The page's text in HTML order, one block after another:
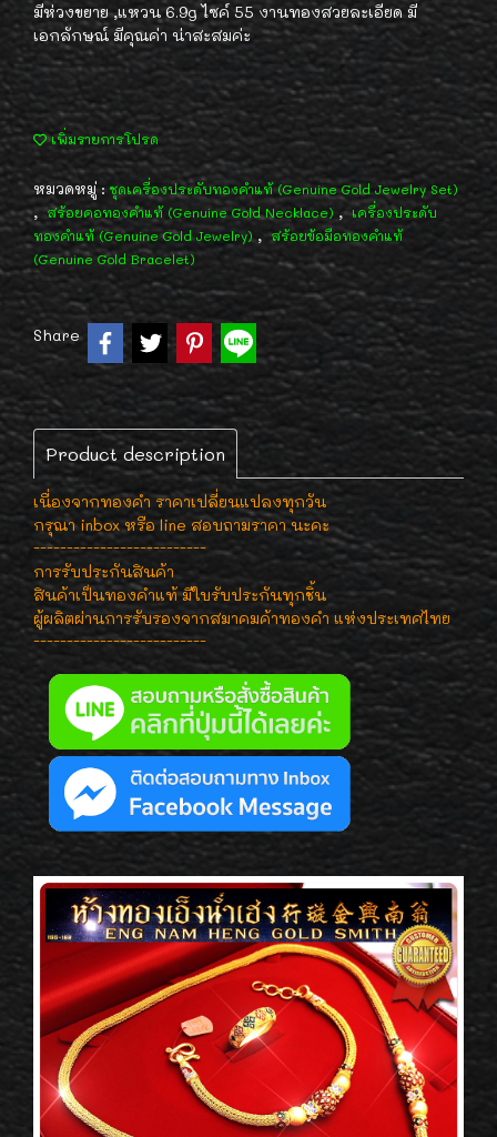
มีห่วงขยาย ,แหวน 6.9g ไซค์ 55 งานทองสวยละเอียด มี
เอกลักษณ์ มีคุณค่า น่าสะสมค่ะ
เพิ่มรายการโปรด
หมวดหมู่ : ชุดเครื่องประดับทองคำแท้ (Genuine Gold Jewelry Set)
, สร้อยคอทองคำแท้ (Genuine Gold Necklace) , เครื่องประดับ
ทองคำแท้ (Genuine Gold Jewelry) , สร้อยข้อมือทองคำแท้
(Genuine Gold Bracelet)
Share
Product description
เนื่องจากทองคำ ราคาเปลี่ยนแปลงทุกวัน
กรุณา inbox หรือ line สอบถามราคา นะคะ
--------------------------
การรับประกันสินค้า
สินค้าเป็นทองคำแท้ มีใบรับประกันทุกชิ้น
ผู้ผลิตผ่านการรับรองจากสมาคมค้าทองคำ แห่งประเทศไทย
--------------------------